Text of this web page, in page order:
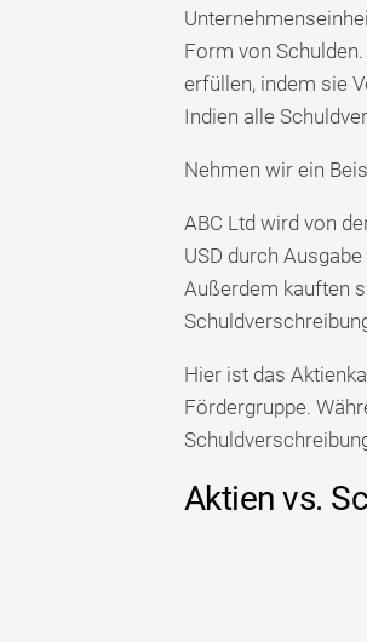
Form von
erfüllen, indem sie
Indien alle
Nehmen wir ein
ABC Ltd wird von
USD durch
Außerdem kauften
Hier ist das
Fördergruppe.
Aktien vs.